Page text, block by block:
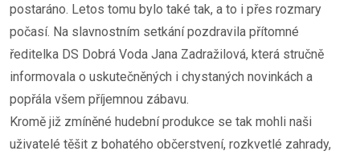
postaráno. Letos tomu bylo také tak, a to i přes rozmary
počasí. Na slavnostním setkání pozdravila přítomné
ředitelka DS Dobrá Voda Jana Zadražilová, která stručně
informovala o uskutečněných i chystaných novinkách a
popřála všem příjemnou zábavu.
Kromě již zmíněné hudební produkce se tak mohli naši
uživatelé těšit z bohatého občerstvení, rozkvetlé zahrady,